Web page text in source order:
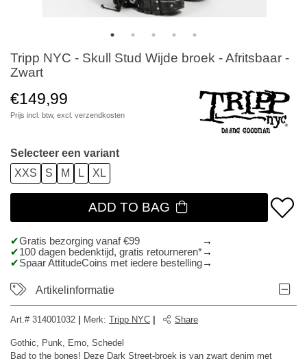
Tripp NYC - Skull Stud Wijde broek - Afritsbaar -
Zwart
€149,99
Prijs incl. btw, excl. verzendkosten
Selecteer een variant
XXS
S M L XL
ADD TO BAG
Gratis bezorging vanaf €99
100 dagen bedenktijd, gratis retourneren*
Spaar AttitudeCoins met iedere bestelling
Artikelinformatie
Art.# 314001032 Merk: Tripp NYC Share
Gothic, Punk, Emo, Schedel
Bad to the bones! Deze Dark Street-broek is van zwart denim met